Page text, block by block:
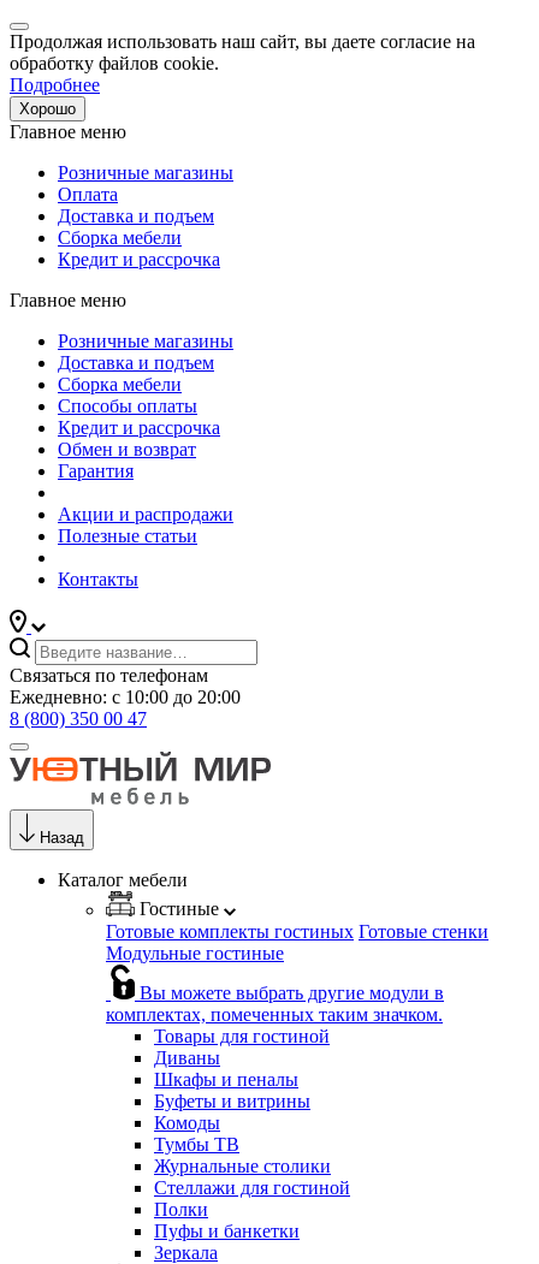
Продолжая использовать наш сайт, вы даете согласие на
обработку файлов cookie.
Подробнее
Хорошо
Главное меню
Розничные магазины
Оплата
Доставка и подъем
Сборка мебели
Кредит и рассрочка
Главное меню
Розничные магазины
Доставка и подъем
Сборка мебели
Способы оплаты
Кредит и рассрочка
Обмен и возврат
Гарантия
Акции и распродажи
Полезные статьи
Контакты
Связаться по телефонам
Ежедневно: с 10:00 до 20:00
8 (800) 350 00 47
Назад
Каталог мебели
Гостиные
Готовые комплекты гостиных Готовые стенки
Модульные гостиные
Вы можете выбрать другие модули в
комплектах, помеченных таким значком.
Товары для гостиной
Диваны
Шкафы и пеналы
Буфеты и витрины
Комоды
Тумбы ТВ
Журнальные столики
Стеллажи для гостиной
Полки
Пуфы и банкетки
Зеркала